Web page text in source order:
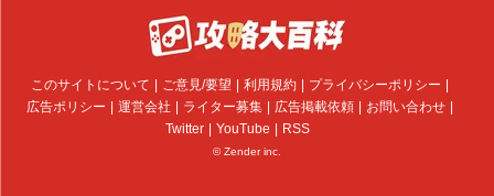
このサイトについて ご意見/要望 利用規約
プライバシーポリシー
広告ポリシー
運営会社 ライター募集 広告掲載依頼
お問い合わせ
Twitter
YouTube RSS
© Zender inc.